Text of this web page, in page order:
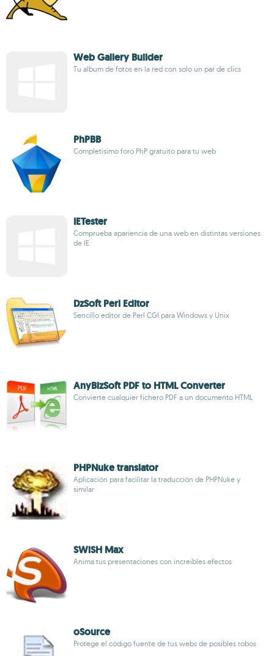
Web Gallery Builder
Tu album de fotos en la red con solo un par de clics
PhPBB
Completísimo foro PhP gratuito para tu web
IETester
Comprueba apariencia de una web en distintas versiones
de IE
DzSoft Perl Editor
Sencillo editor de Perl CGI para Windows y Unix
AnyBizSoft PDF to HTML Converter
Convierte cualquier fichero PDF a un documento HTML
PHPNuke translator
Aplicación para facilitar la traducción de PHPNuke y
similar
SWiSH Max
Anima tus presentaciones con increibles efectos
oSource
Protege el código fuente de tus webs de posibles robos